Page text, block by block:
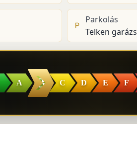
Parkolás
Telken garázs
A B C D E F